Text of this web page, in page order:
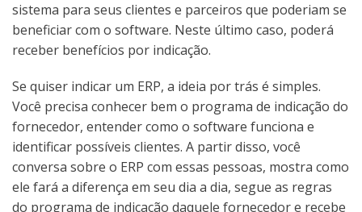
sistema para seus clientes e parceiros que poderiam se
beneficiar com o software. Neste último caso, poderá
receber benefícios por indicação.
Se quiser indicar um ERP, a ideia por trás é simples.
Você precisa conhecer bem o programa de indicação do
fornecedor, entender como o software funciona e
identificar possíveis clientes. A partir disso, você
conversa sobre o ERP com essas pessoas, mostra como
ele fará a diferença em seu dia a dia, segue as regras
do programa de indicação daquele fornecedor e recebe